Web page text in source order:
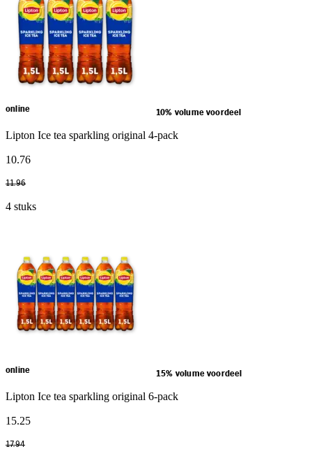
online 10% volume voordeel
Lipton Ice tea sparkling original 4-pack
10.76
11.96
4 stuks
online 15% volume voordeel
Lipton Ice tea sparkling original 6-pack
15.25
17.94